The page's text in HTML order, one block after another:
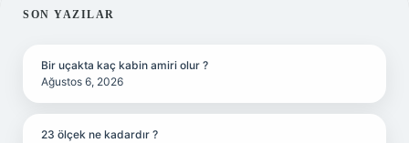
SIDEBAR
SON YAZILAR
Bir uçakta kaç kabin amiri olur ?
Ağustos 6, 2026
23 ölçek ne kadardır ?